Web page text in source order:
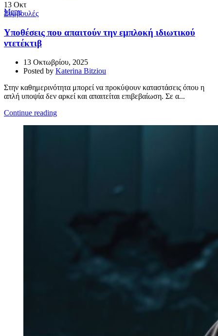
Menu
13 Οκτ
Συμβουλές
Υποθέσεις που απαιτούν την εμπλοκή ιδιωτικού
ντετέκτιβ
13 Οκτωβρίου, 2025
Posted by Katerina Bitziou
Στην καθημερινότητα μπορεί να προκύψουν καταστάσεις όπου η
απλή υποψία δεν αρκεί και απαιτείται επιβεβαίωση. Σε α...
Continue reading